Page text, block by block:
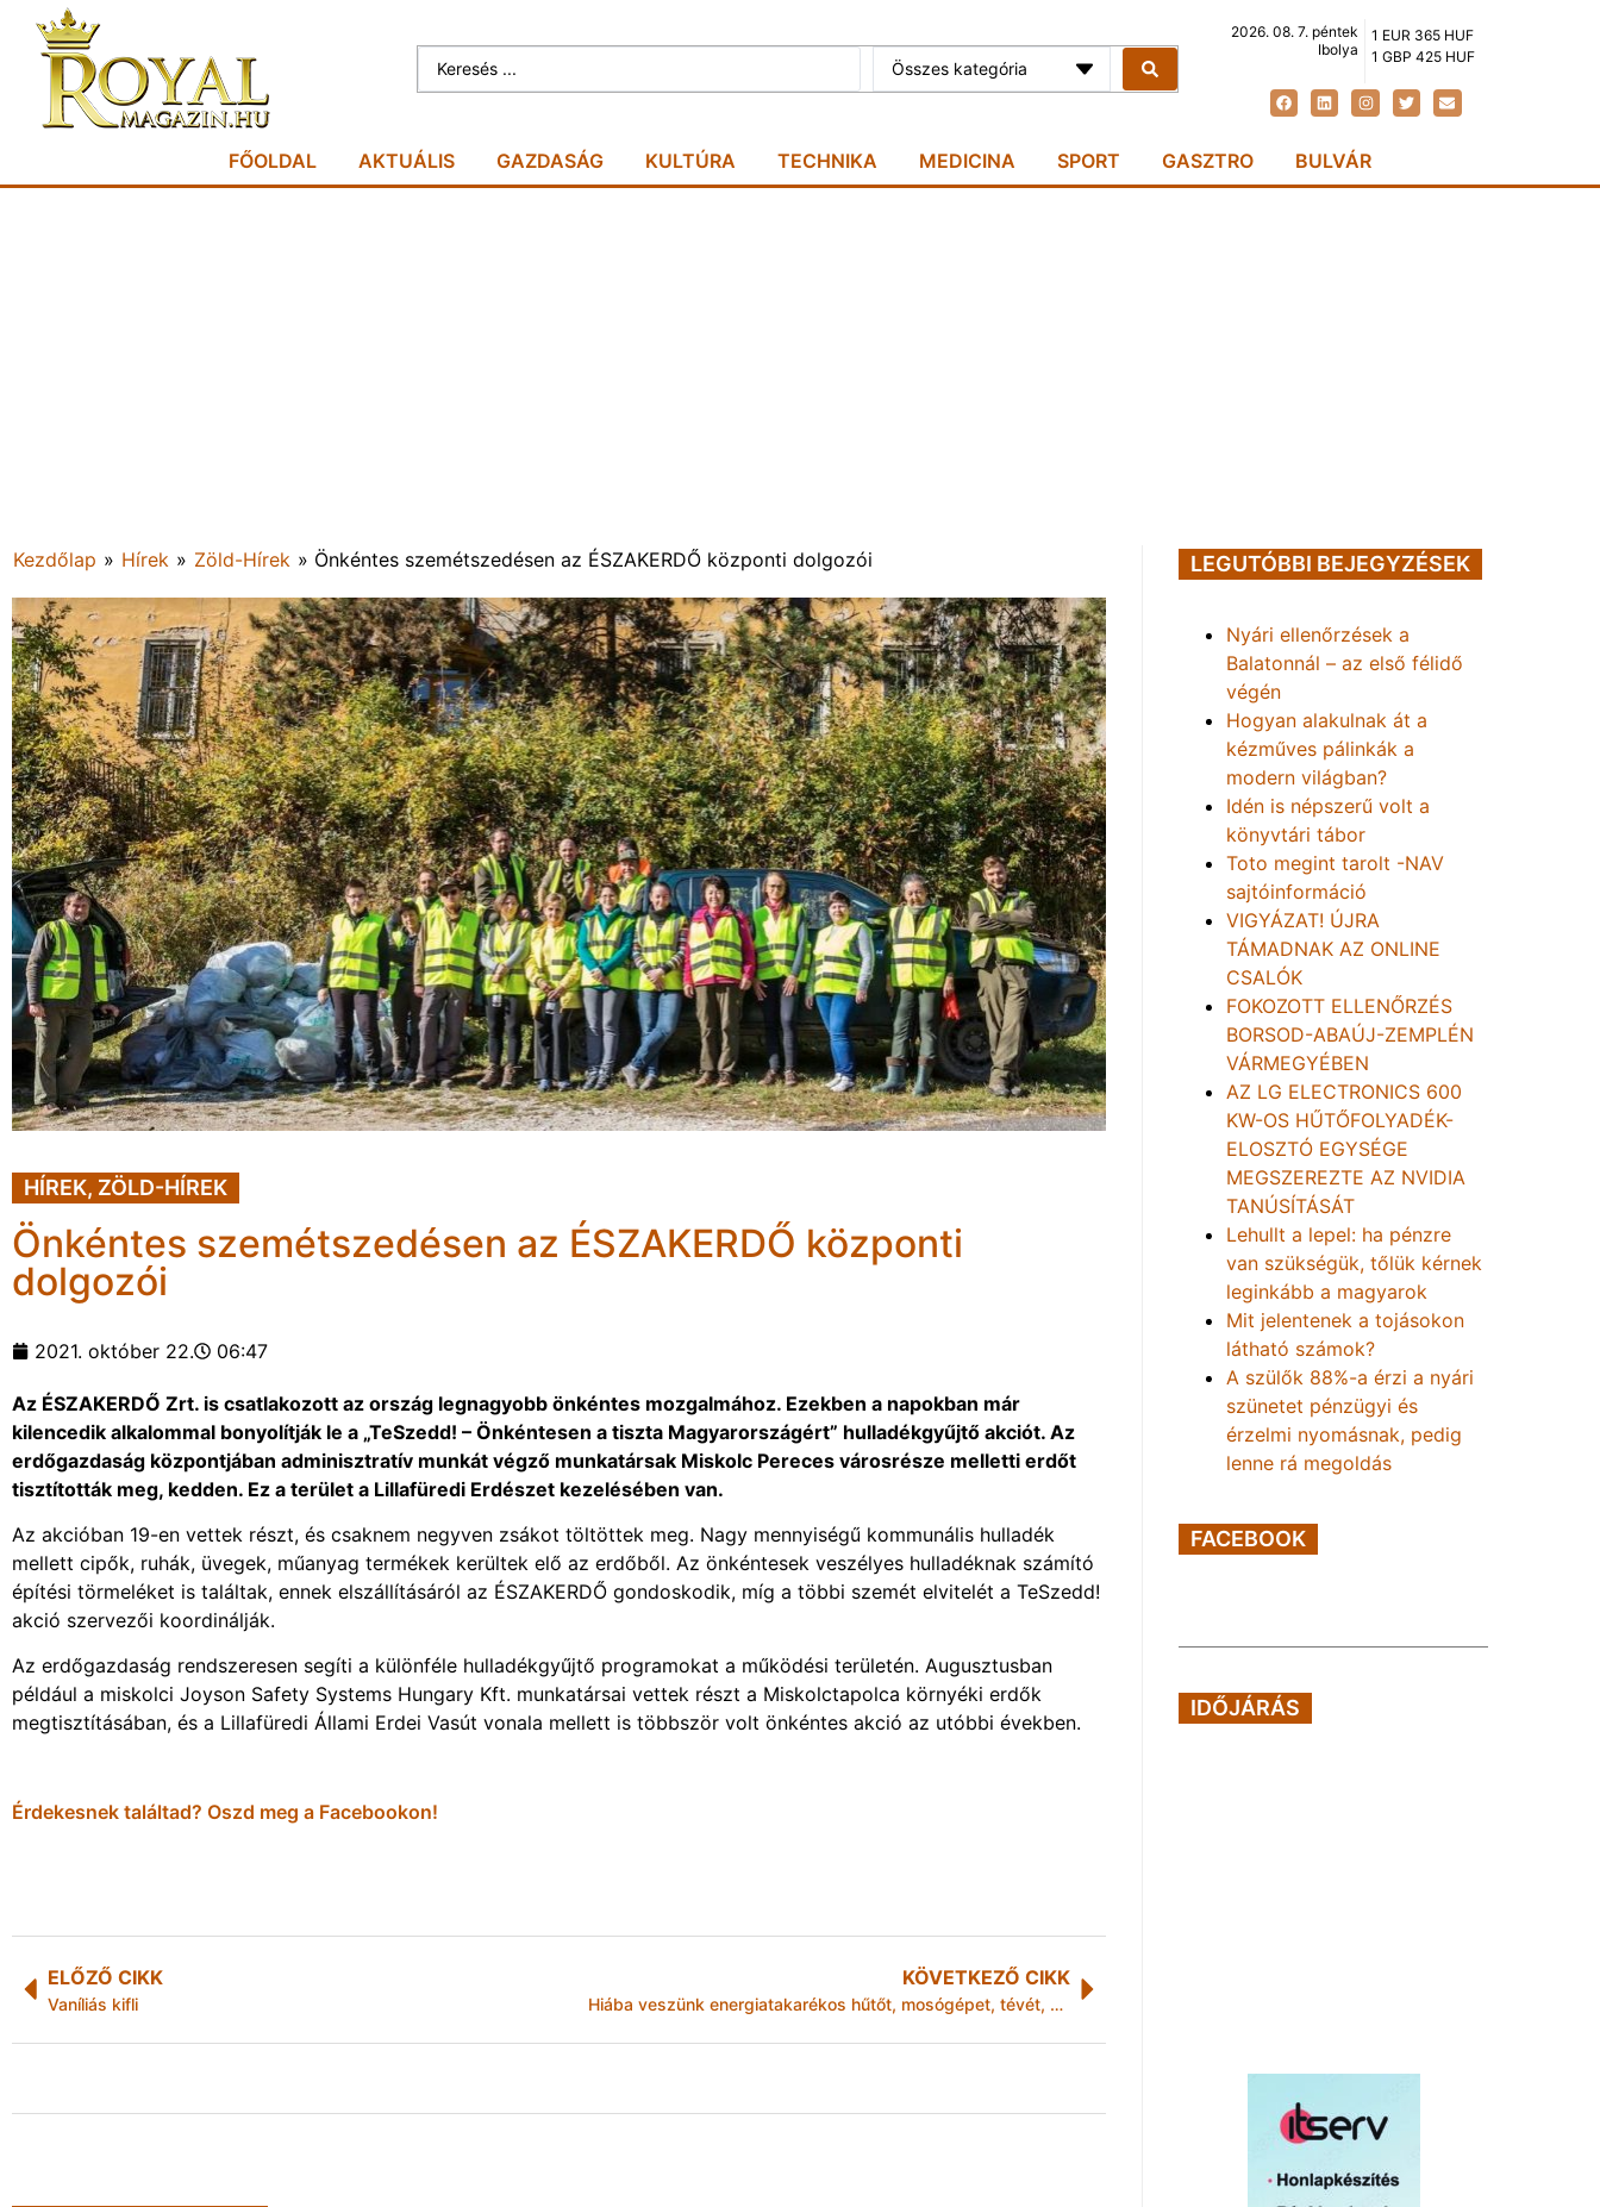
Összes kategória
2026. 08. 7. péntek
Ibolya
1 EUR 365 HUF
1 GBP 425 HUF
FŐOLDAL AKTUÁLIS GAZDASÁG KULTÚRA TECHNIKA MEDICINA SPORT GASZTRO BULVÁR
Kezdőlap » Hírek » Zöld-Hírek » Önkéntes szemétszedésen az ÉSZAKERDŐ központi dolgozói
HÍREK, ZÖLD-HÍREK
Önkéntes szemétszedésen az ÉSZAKERDŐ központi
dolgozói
2021. október 22. 06:47
Az ÉSZAKERDŐ Zrt. is csatlakozott az ország legnagyobb önkéntes mozgalmához. Ezekben a napokban már
kilencedik alkalommal bonyolítják le a „TeSzedd! – Önkéntesen a tiszta Magyarországért” hulladékgyűjtő akciót. Az
erdőgazdaság központjában adminisztratív munkát végző munkatársak Miskolc Pereces városrésze melletti erdőt
tisztították meg, kedden. Ez a terület a Lillafüredi Erdészet kezelésében van.
Az akcióban 19-en vettek részt, és csaknem negyven zsákot töltöttek meg. Nagy mennyiségű kommunális hulladék
mellett cipők, ruhák, üvegek, műanyag termékek kerültek elő az erdőből. Az önkéntesek veszélyes hulladéknak számító
építési törmeléket is találtak, ennek elszállításáról az ÉSZAKERDŐ gondoskodik, míg a többi szemét elvitelét a TeSzedd!
akció szervezői koordinálják.
Az erdőgazdaság rendszeresen segíti a különféle hulladékgyűjtő programokat a működési területén. Augusztusban
például a miskolci Joyson Safety Systems Hungary Kft. munkatársai vettek részt a Miskolctapolca környéki erdők
megtisztításában, és a Lillafüredi Állami Erdei Vasút vonala mellett is többször volt önkéntes akció az utóbbi években.
Érdekesnek találtad? Oszd meg a Facebookon!
ELŐZŐ CIKK
Vaníliás kifli
KÖVETKEZŐ CIKK
Hiába veszünk energiatakarékos hűtőt, mosógépet, tévét, ha pazarlóan használjuk
LEGUTÓBBI BEJEGYZÉSEK
Nyári ellenőrzések a
Balatonnál – az első félidő
végén
Hogyan alakulnak át a
kézműves pálinkák a
modern világban?
Idén is népszerű volt a
könyvtári tábor
Toto megint tarolt -NAV
sajtóinformáció
VIGYÁZAT! ÚJRA
TÁMADNAK AZ ONLINE
CSALÓK
FOKOZOTT ELLENŐRZÉS
BORSOD-ABAÚJ-ZEMPLÉN
VÁRMEGYÉBEN
AZ LG ELECTRONICS 600
KW-OS HŰTŐFOLYADÉK-
ELOSZTÓ EGYSÉGE
MEGSZEREZTE AZ NVIDIA
TANÚSÍTÁSÁT
Lehullt a lepel: ha pénzre
van szükségük, tőlük kérnek
leginkább a magyarok
Mit jelentenek a tojásokon
látható számok?
A szülők 88%-a érzi a nyári
szünetet pénzügyi és
érzelmi nyomásnak, pedig
lenne rá megoldás
FACEBOOK
IDŐJÁRÁS